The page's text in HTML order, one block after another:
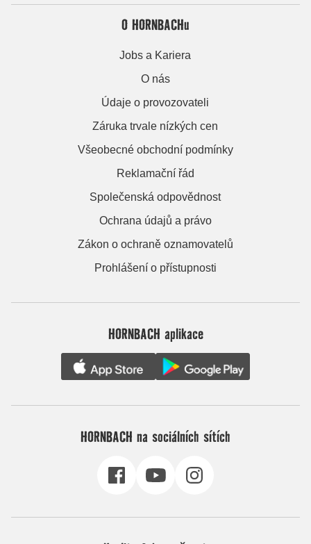
O HORNBACHu
Jobs a Kariera
O nás
Údaje o provozovateli
Záruka trvale nízkých cen
Všeobecné obchodní podmínky
Reklamační řád
Společenská odpovědnost
Ochrana údajů a právo
Zákon o ochraně oznamovatelů
Prohlášení o přístupnosti
HORNBACH aplikace
HORNBACH na sociálních sítích